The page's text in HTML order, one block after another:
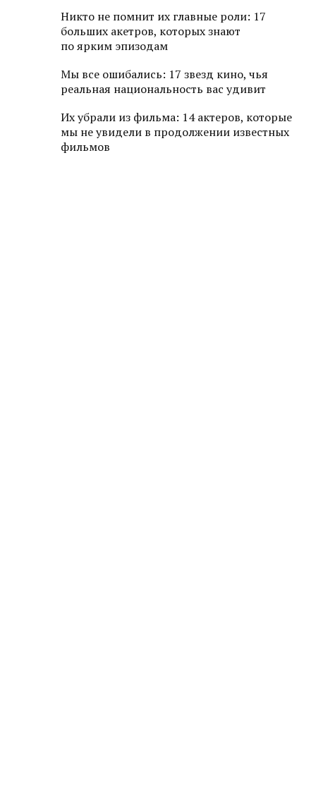
Никто не помнит их главные роли: 17
больших акетров, которых знают
по ярким эпизодам
Мы все ошибались: 17 звезд кино, чья
реальная национальность вас удивит
Их убрали из фильма: 14 актеров, которые
мы не увидели в продолжении известных
фильмов